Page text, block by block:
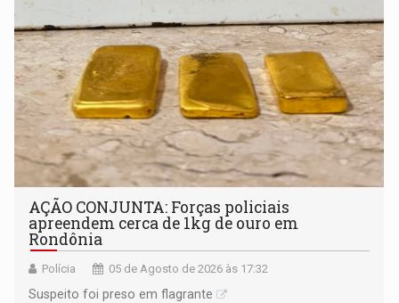
AÇÃO CONJUNTA: Forças policiais
apreendem cerca de 1kg de ouro em
Rondônia
Polícia 05 de Agosto de 2026 às 17:32
Suspeito foi preso em flagrante